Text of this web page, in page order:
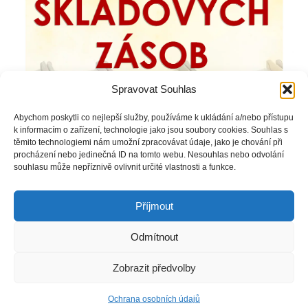
Spravovat Souhlas
Abychom poskytli co nejlepší služby, používáme k ukládání a/nebo přístupu
k informacím o zařízení, technologie jako jsou soubory cookies. Souhlas s
těmito technologiemi nám umožní zpracovávat údaje, jako je chování při
procházení nebo jedinečná ID na tomto webu. Nesouhlas nebo odvolání
souhlasu může nepříznivě ovlivnit určité vlastnosti a funkce.
Příjmout
Odmítnout
Zobrazit předvolby
Ochrana osobních údajů
SEO